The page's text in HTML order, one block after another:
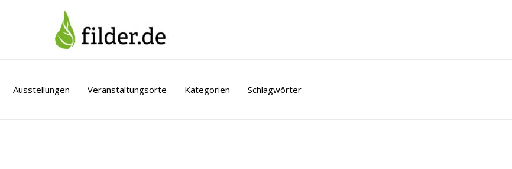
Ausstellungen Veranstaltungsorte Kategorien Schlagwörter